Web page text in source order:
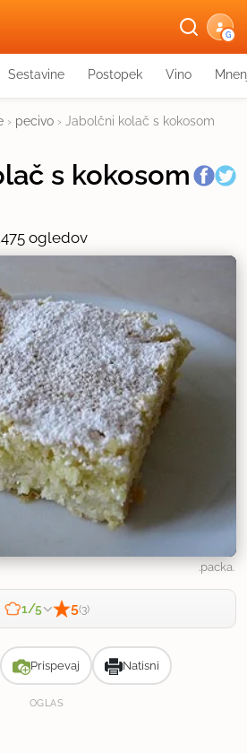
G
Sestavine Postopek Vino
› pecivo › Jabolčni kolač s kokosom
s kokosom
ogledov
.packa.
1/5 5(3)
Prispevaj Natisni
OGLAS